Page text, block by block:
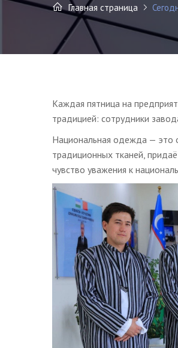
Главная страница
Каждая пятница на
традицией: сотрудники
Национальная одежда — это
традиционных тканей,
чувство уважения к